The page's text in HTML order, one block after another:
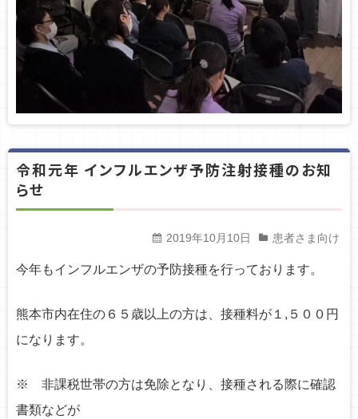
令和元年 インフルエンザ予防注射接種のお知
らせ
2019年10月10日 患者さま向け
今年もインフルエンザの予防接種を行っております。
熊本市内在住の６５歳以上の方は、接種料が１,５００円
になります。
※ 非課税世帯の方は免除となり、接種される際に確認
書類などが